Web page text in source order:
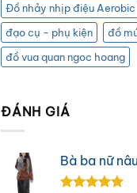
Đồ nhảy nhịp điệu Aerobic
đạo cụ - phụ kiện
đồ
đồ vua quan ngoc hoang
ĐÁNH GIÁ
Bà ba nữ nâu